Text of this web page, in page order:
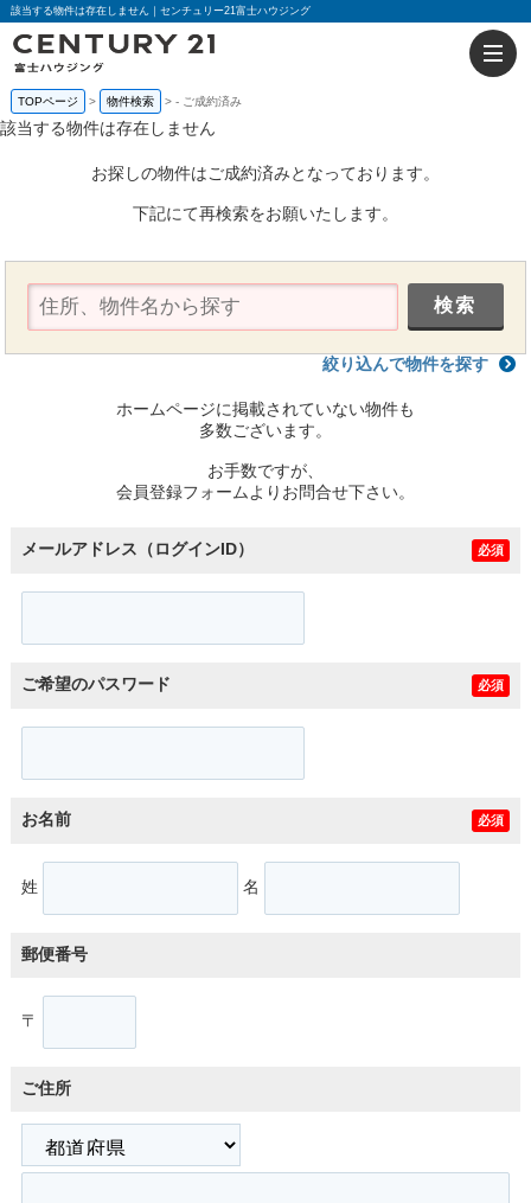
該当する物件は存在しません｜センチュリー21富士ハウジング
TOPページ 物件検索 - ご成約済み
該当する物件は存在しません
お探しの物件はご成約済みとなっております。
下記にて再検索をお願いたします。
絞り込んで物件を探す
ホームページに掲載されていない物件も
多数ございます。
お手数ですが、
会員登録フォームよりお問合せ下さい。
メールアドレス（ログインID） 必須
ご希望のパスワード 必須
お名前 必須
姓 名
郵便番号
〒
ご住所